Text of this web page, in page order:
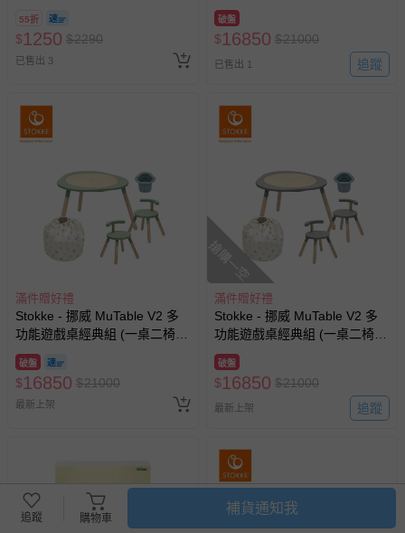
55折
$1250 $2290
已售出 3
+玩具收納袋-多彩星星+筆筒-
藍)-三葉草綠
破盤
$16850 $21000
已售出 1 追蹤
滿件贈好禮
Stokke - 挪威 MuTable V2 多
功能遊戲桌經典組 (一桌二椅
+玩具收納袋-雲朵飄飄+筆筒-
藍)-三葉草綠
破盤
$16850 $21000
最新上架
搶購一空
滿件贈好禮
Stokke - 挪威 MuTable V2 多
功能遊戲桌經典組 (一桌二椅
+玩具收納袋-多彩星星+筆筒-
藍)-風暴灰
破盤
$16850 $21000
最新上架 追蹤
追蹤 購物車
補貨通知我